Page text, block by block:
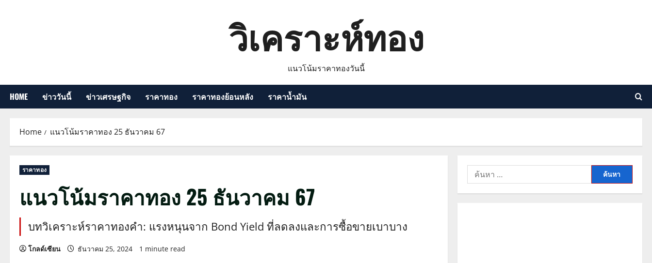
วิเคราะห์ทอง
แนวโน้มราคาทองวันนี้
HOME ข่าววันนี้ ข่าวเศรษฐกิจ ราคาทอง ราคาทองย้อนหลัง ราคาน้ำมัน
Home แนวโน้มราคาทอง 25 ธันวาคม 67
ราคาทอง
แนวโน้มราคาทอง 25 ธันวาคม 67
บทวิเคราะห์ราคาทองคำ: แรงหนุนจาก Bond Yield ที่ลดลงและการซื้อขายเบาบาง
โกลด์เซียน ธันวาคม 25, 2024 1 minute read
ค้นหา
สำหรับ: